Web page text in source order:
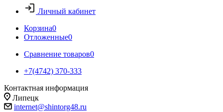
Личный кабинет
Корзина0
Отложенные0
Сравнение товаров0
+7(4742) 370-333
Контактная информация
Липецк
internet@shintorg48.ru